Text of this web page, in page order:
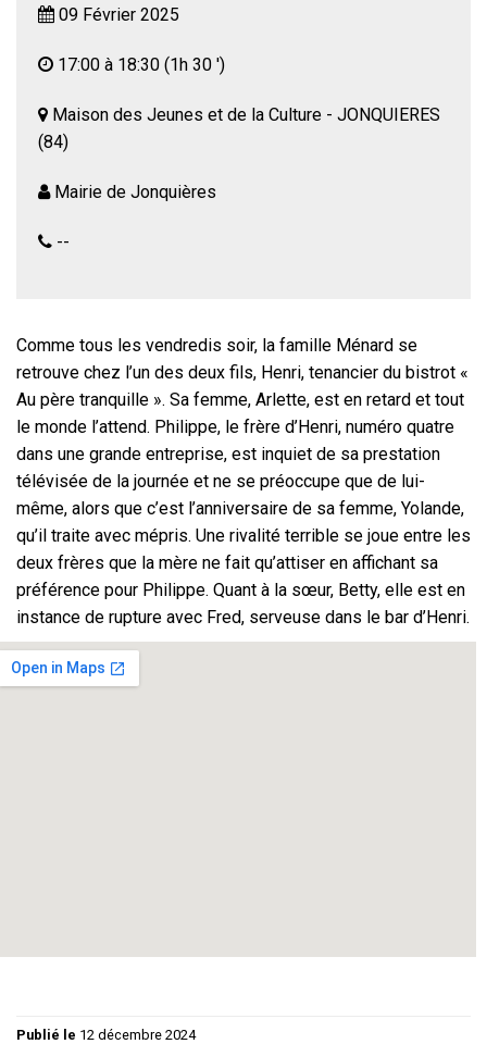
09 Février 2025
17:00 à 18:30 (1h 30 ')
Maison des Jeunes et de la Culture - JONQUIERES
(84)
Mairie de Jonquières
--
Comme tous les vendredis soir, la famille Ménard se
retrouve chez l’un des deux fils, Henri, tenancier du bistrot «
Au père tranquille ». Sa femme, Arlette, est en retard et tout
le monde l’attend. Philippe, le frère d’Henri, numéro quatre
dans une grande entreprise, est inquiet de sa prestation
télévisée de la journée et ne se préoccupe que de lui-
même, alors que c’est l’anniversaire de sa femme, Yolande,
qu’il traite avec mépris. Une rivalité terrible se joue entre les
deux frères que la mère ne fait qu’attiser en affichant sa
préférence pour Philippe. Quant à la sœur, Betty, elle est en
instance de rupture avec Fred, serveuse dans le bar d’Henri.
Comédie grinçante – Tout public
Publié le 12 décembre 2024